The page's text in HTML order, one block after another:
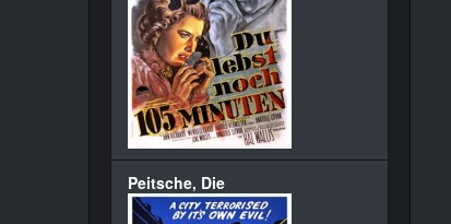
Peitsche, Die